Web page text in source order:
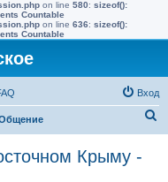
on line 580: sizeof():
Countable
on line 636: sizeof():
Countable
Вход
Крыму -